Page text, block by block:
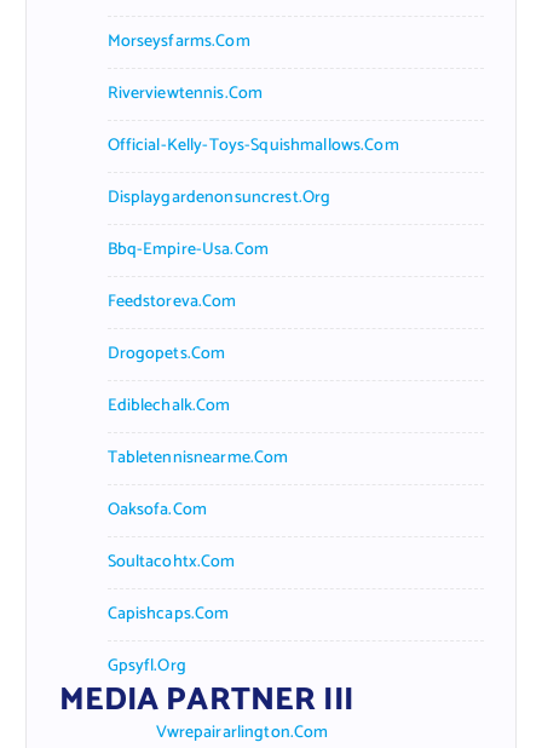
Morseysfarms.com
Riverviewtennis.com
Official-Kelly-Toys-Squishmallows.com
Displaygardenonsuncrest.org
Bbq-Empire-Usa.com
Feedstoreva.com
Drogopets.com
Ediblechalk.com
Tabletennisnearme.com
Oaksofa.com
Soultacohtx.com
Capishcaps.com
Gpsyfl.org
MEDIA PARTNER III
Vwrepairarlington.com